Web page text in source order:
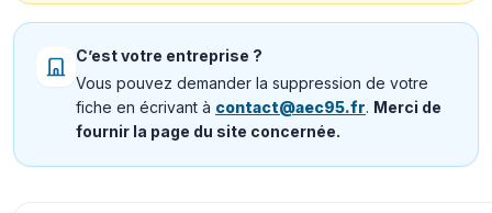
C’est votre entreprise ?
Vous pouvez demander la suppression de votre
fiche en écrivant à contact@aec95.fr. Merci de
fournir la page du site concernée.